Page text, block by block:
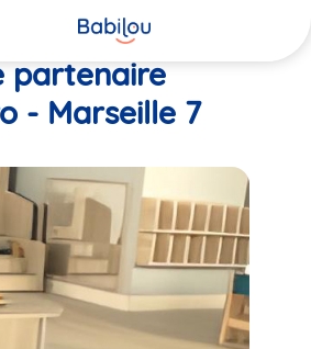
partenaire
- Marseille 7